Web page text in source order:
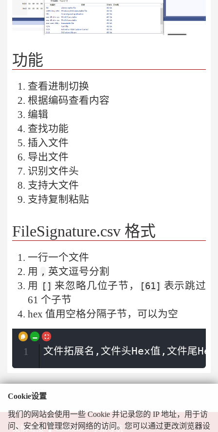
功能
查看进制切换
根据编码查看内容
编辑
查找功能
插入文件
导出文件
识别文件头
支持大文件
支持复制粘贴
FileSignature.csv 格式
一行一个文件
用
, 英文逗号分割
用
[] 来忽略几位子节， [61] 表示跳过
61 个子节
hex 值用空格分隔子节，可以为空
文件拓展名,文件头Hex值,文件尾
1
友情链接 zodream 小呆导航
Cookie设置
我们的网站会使用一些 Cookie 并记录您的 IP 地址，用于访
问、安全和管理您对网络的访问。您可以通过更改浏览器设